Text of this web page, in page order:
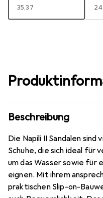
EUR
35,37
Beschreibung
Die Napili II Sandalen
Schuhe, die sich ideal
um das Wasser sowie für
eignen. Mit ihrem
praktischen Slip-on-